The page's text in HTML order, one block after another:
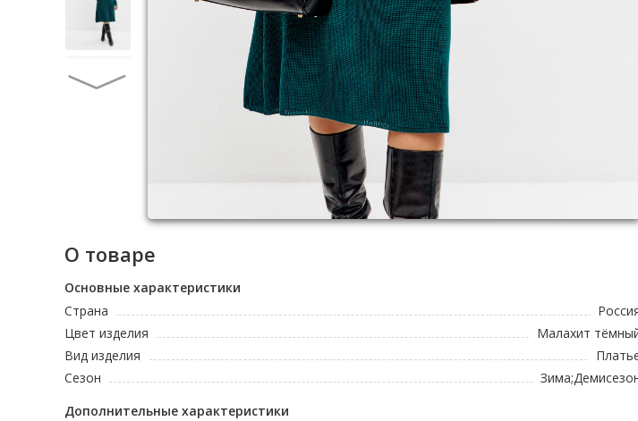
О товаре
Основные характеристики
Страна
Цвет изделия
Малахит
Вид изделия
Сезон
Дополнительные характеристики